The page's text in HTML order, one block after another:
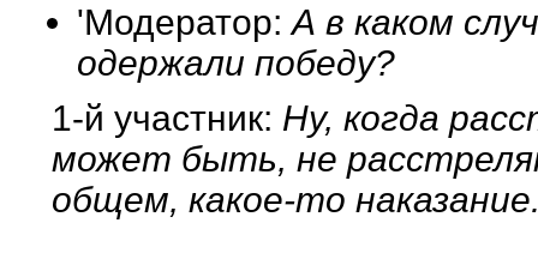
'Модератор:А в каком
одержали победу?
1-й участник: Ну, когда
может быть, не
общем, какое-то